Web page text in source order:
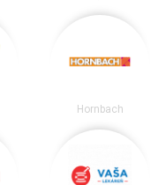
Hornbach